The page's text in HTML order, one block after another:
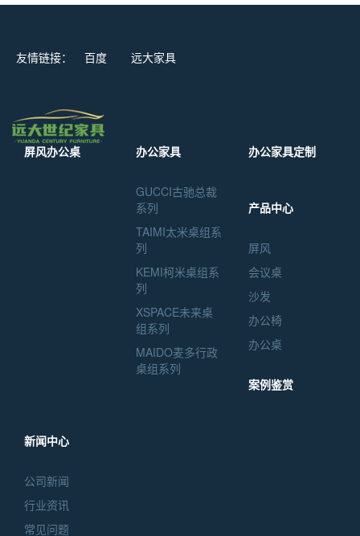
友情链接： 百度 远大家具
屏风办公桌 办公家具
GUCCI古驰总裁
系列
TAIMI太米桌组系
列
KEMI柯米桌组系
列
XSPACE未来桌
组系列
MAIDO麦多行政
桌组系列
办公家具定制
产品中心
屏风
会议桌
沙发
办公椅
办公桌
案例鉴赏
新闻中心
公司新闻
行业资讯
常见问题